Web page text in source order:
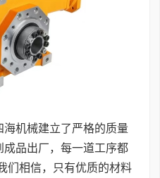
机械建立了严格的质量
品出厂，每一道工序都
们相信，只有优质的材料